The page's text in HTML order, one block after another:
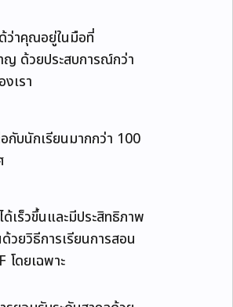
ว่าคุณอยู่ในมือที่
ญ ด้วยประสบการณ์กว่า
เรา
กับนักเรียนมากกว่า 100
ด้เร็วขึ้นและมีประสิทธิภาพ
วยวิธีการเรียนการสอน
โดยเฉพาะ